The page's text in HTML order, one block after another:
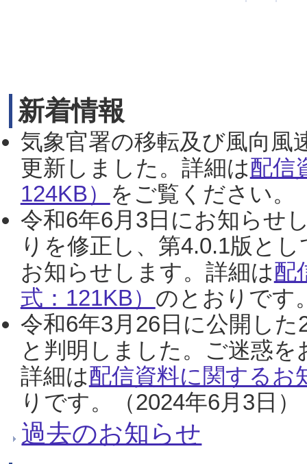
新着情報
気象官署の移転及び風向風
更新しました。詳細は配信
124KB） をご覧ください。
令和6年6月3日にお知らせ
りを修正し、第4.0.1版と
お知らせします。詳細は配
式：121KB） のとおりです
令和6年3月26日に公開し
と判明しました。ご迷惑
詳細は配信資料に関するお
りです。（2024年6月3日）
過去のお知らせ